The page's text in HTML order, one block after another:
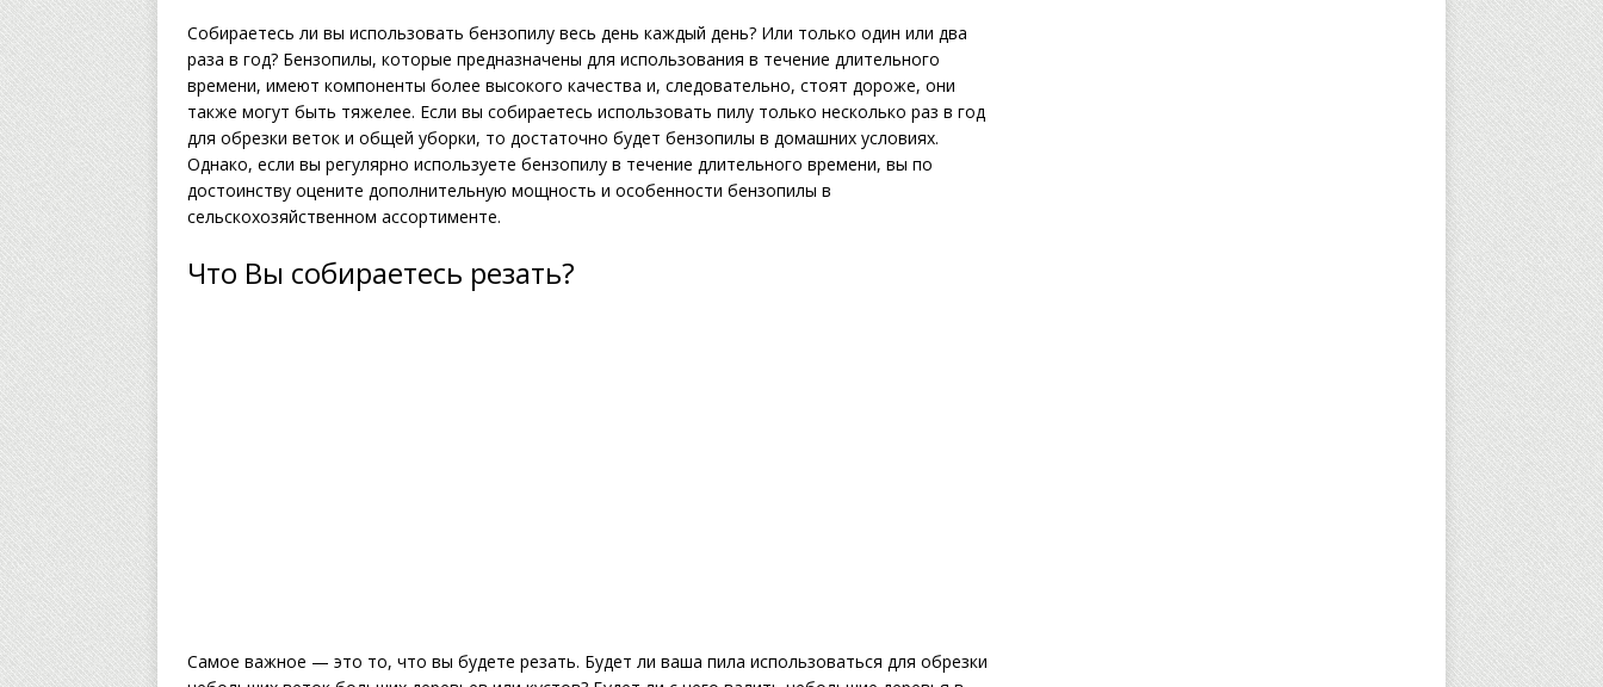
Собираетесь ли вы использовать бензопилу весь день каждый день? Или только один или два
раза в год? Бензопилы, которые предназначены для использования в течение длительного
времени, имеют компоненты более высокого качества и, следовательно, стоят дороже, они
также могут быть тяжелее. Если вы собираетесь использовать пилу только несколько раз в год
для обрезки веток и общей уборки, то достаточно будет бензопилы в домашних условиях.
Однако, если вы регулярно используете бензопилу в течение длительного времени, вы по
достоинству оцените дополнительную мощность и особенности бензопилы в
сельскохозяйственном ассортименте.
Что Вы собираетесь резать?
Самое важное — это то, что вы будете резать. Будет ли ваша пила использоваться для обрезки